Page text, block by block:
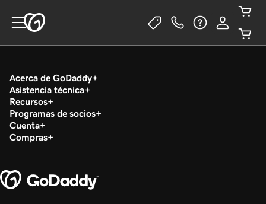
Acerca de GoDaddy
Asistencia técnica
Recursos
Programas de socios
Cuenta
Compras